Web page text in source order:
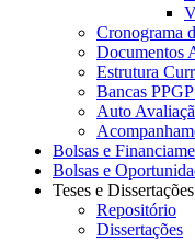
Cronograma
Documentos
Estrutura
Bancas
Auto
Bolsas e
Bolsas e
Teses e
Repositório
Dissertações